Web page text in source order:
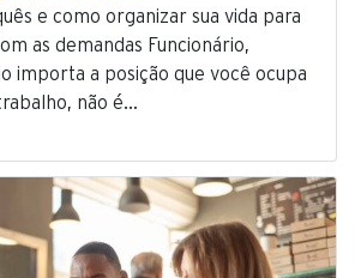
e como organizar sua vida para
as demandas Funcionário,
importa a posição que você ocupa
não é…